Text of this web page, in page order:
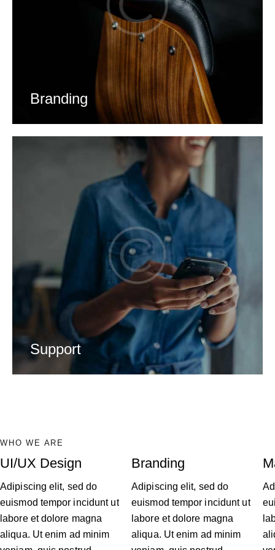
Branding
Support
WHO WE ARE
UI/UX Design
Adipiscing elit, sed do
euismod tempor incidunt ut
labore et dolore magna
aliqua. Ut enim ad minim
Branding
Adipiscing elit, sed do
euismod tempor incidunt ut
labore et dolore magna
aliqua. Ut enim ad minim